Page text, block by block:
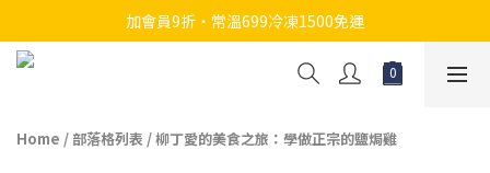
加會員9折・常溫699冷凍1500免運
Home / 部落格列表 /柳丁愛的美食之旅：學做正宗的鹽焗雞